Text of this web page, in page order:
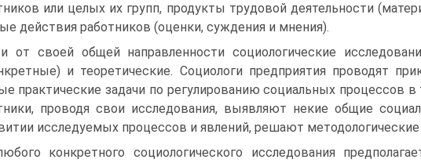
или целых их групп, продукты трудовой деятельности
действия работников (оценки, суждения и мнения).
от своей общей направленности социологические
и теоретические. Социологи предприятия проводят
практические задачи по регулированию социальных процессов в
проводя свои исследования, выявляют некие общие
исследуемых процессов и явлений, решают
конкретного социологического исследования